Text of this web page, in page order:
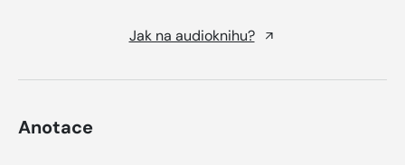
Jak na audioknihu?
Anotace